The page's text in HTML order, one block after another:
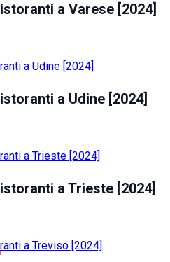
a Varese [2024]
a Udine [2024]
a Trieste [2024]